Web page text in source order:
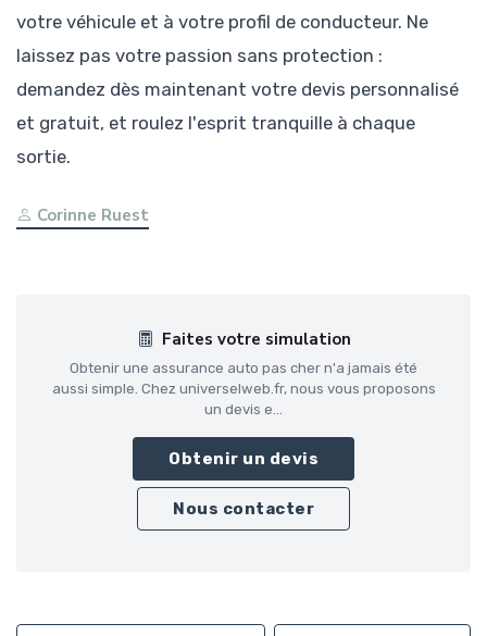
votre véhicule et à votre profil de conducteur. Ne
laissez pas votre passion sans protection :
demandez dès maintenant votre devis personnalisé
et gratuit, et roulez l'esprit tranquille à chaque
sortie.
Corinne Ruest
Faites votre simulation
Obtenir une assurance auto pas cher n'a jamais été
aussi simple. Chez universelweb.fr, nous vous proposons
un devis e...
Obtenir un devis
Nous contacter